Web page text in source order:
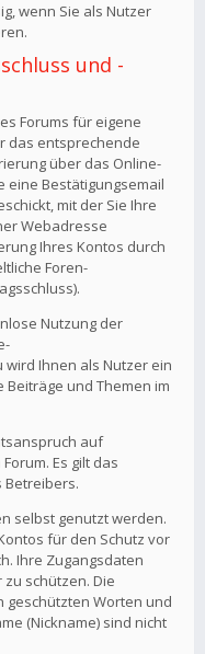
wenn Sie als Nutzer
und -
Forums für eigene
das entsprechende
über das Online-
eine Bestätigungsemail
mit der Sie Ihre
Webadresse
Ihres Kontos durch
Foren-
Nutzung der
Ihnen als Nutzer ein
Beiträge und Themen im
auf
Es gilt das
Betreibers.
selbst genutzt werden.
für den Schutz vor
Ihre Zugangsdaten
schützen. Die
geschützten Worten und
(Nickname) sind nicht